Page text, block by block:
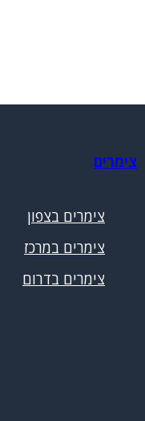
צימרים
צימרים בצפון
צימרים במרכז
צימרים בדרום